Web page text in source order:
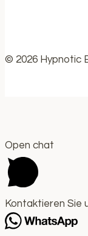
© 2026 Hypnotic
Open chat
Kontaktieren Sie